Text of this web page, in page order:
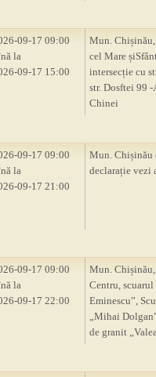
09-17 09:00
la
09-17 15:00
Mun.
cel Mare
intersecție cu
str. Dosftei 99 -
Chinei
09-17 09:00
la
09-17 21:00
Mun. Chișinău
declarație vezi
09-17 09:00
la
09-17 22:00
Mun. Chișinău,
Centru,
Eminescu”,
„Mihai
de granit